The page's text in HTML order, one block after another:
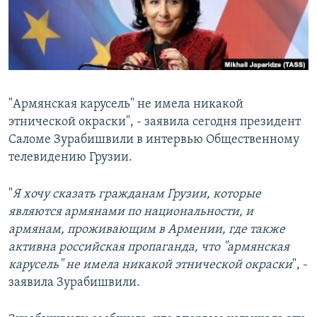
Հայերեն
English
Все сайты Радио Азатутюн
"Армянская карусель" не имела никакой
этнической окраски", - заявила сегодня президент
Саломе Зурабишвили в интервью Общественному
телевидению Грузии.
"Я хочу сказать гражданам Грузии, которые
являются армянами по национальности, и
армянам, проживающим в Армении, где также
активна российская пропаганда, что "армянская
карусель" не имела никакой этнической окраски", -
заявила Зурабишвили.